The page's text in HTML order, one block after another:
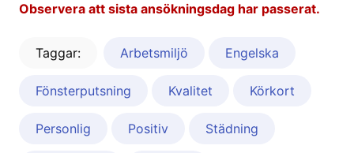
Observera att sista ansökningsdag har passerat.
Taggar: Arbetsmiljö Engelska
Fönsterputsning Kvalitet Körkort
Personlig Positiv Städning